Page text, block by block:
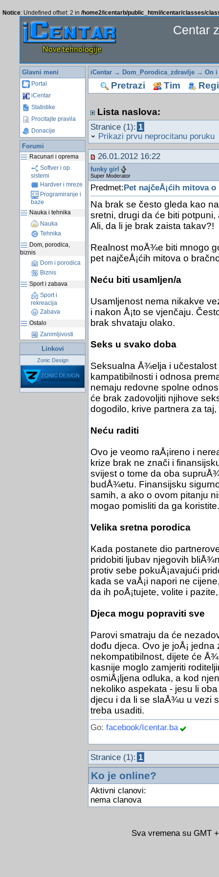
Notice: Undefined offset: 2 in /home2/icentarb/public_html/icentar/classes/
Centar
Glavni meni
Portal
iCentar
Statistike
Procitajte pravila
Donacije
Forumi
Racunari i oprema
Softver i op.
sistemi
Hardver i mreze
Programiranje i
baze
Nauka i tehnika
Nauka
Tehnika
Dom, porodica,
biznis
Dom i porodica
Biznis
Sport i zabava
Sport i
rekreacija
Zabava
Ostalo
Zanimljivosti
Linkovi
Zonic Design
iCentar→ Dom_Porodica_zdravlje→ On i
Pretrazi Tim
Lista naslova:
Stranice (1): 1
Prikazi prvu neprocitanu poruku
26.01.2012 16:22
funky girl
Super Moderator
Predmet: Pet najčeÅ¡ćih mitova
Na brak se često gleda kao
sretni, drugi da će biti
Ali, da li je brak zaista takav?!
Realnost moÅ¾e biti mnogo
pet najčeÅ¡ćih mitova o
Neću biti usamljen/a
Usamljenost nema nikakve
i nakon Å¡to se vjenčaju.
brak shvataju olako.
Seks u svako doba
Seksualna Å¾elja i
kampatibilnosti i odnosa
nemaju redovne spolne
će brak zadovoljiti njihove
dogodilo, krive partnera za
Neću raditi
Ovo je veomo raÅ¡ireno i
krize brak ne znači i
svijest o tome da oba
budÅ¾etu. Finansijsku
samih, a ako o ovom pitanju
mogao pomisliti da ga koristite.
Velika sretna porodica
Kada postanete dio
pridobiti ljubav njegovih
protiv sebe pokuÅ¡avajući
kada se vaÅ¡i napori ne
da ih poÅ¡tujete, volite i
Djeca mogu popraviti sve
Parovi smatraju da će
dođu djeca. Ovo je joÅ¡
nekompatibilnost, dijete će
kasnije moglo zamjeriti
osmiÅ¡ljena odluka, a kod
nekoliko aspekata - jesu li
djecu i da li se slaÅ¾u u vezi
treba usaditi.
Go: facebook/Icentar.ba
Stranice (1): 1
Ko je online?
Aktivni clanovi:
nema clanova
Sva vremena su GMT